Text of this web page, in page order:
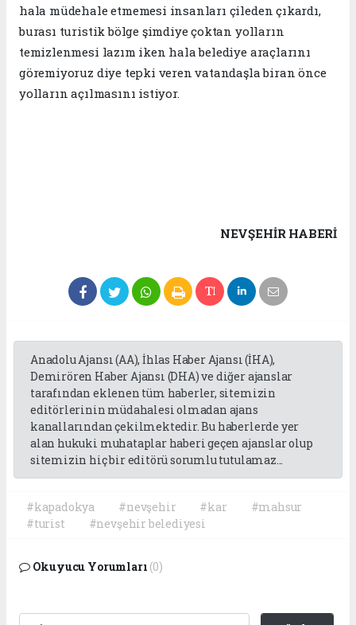
hala müdehale etmemesi insanları çileden çıkardı,
burası turistik bölge şimdiye çoktan yolların
temizlenmesi lazım iken hala belediye araçlarını
göremiyoruz diye tepki veren vatandaşla biran önce
yolların açılmasını istiyor.
NEVŞEHIR HABERİ
Anadolu Ajansı (AA), İhlas Haber Ajansı (İHA),
Demirören Haber Ajansı (DHA) ve diğer ajanslar
tarafından eklenen tüm haberler, sitemizin
editörlerinin müdahalesi olmadan ajans
kanallarından çekilmektedir. Bu haberlerde yer
alan hukuki muhataplar haberi geçen ajanslar olup
sitemizin hiç bir editörü sorumlu tutulamaz...
#kapadokya #nevşehir #kar
#mahsur
#turist
#nevşehir belediyesi
Okuyucu Yorumları (0)